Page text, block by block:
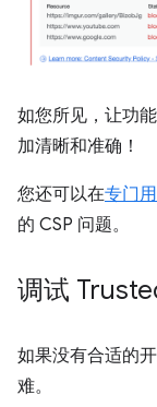
如您所见，让功
加清晰和准确！
您还可以在专门
的 CSP 问题。
调试
如果没有合适的
难。